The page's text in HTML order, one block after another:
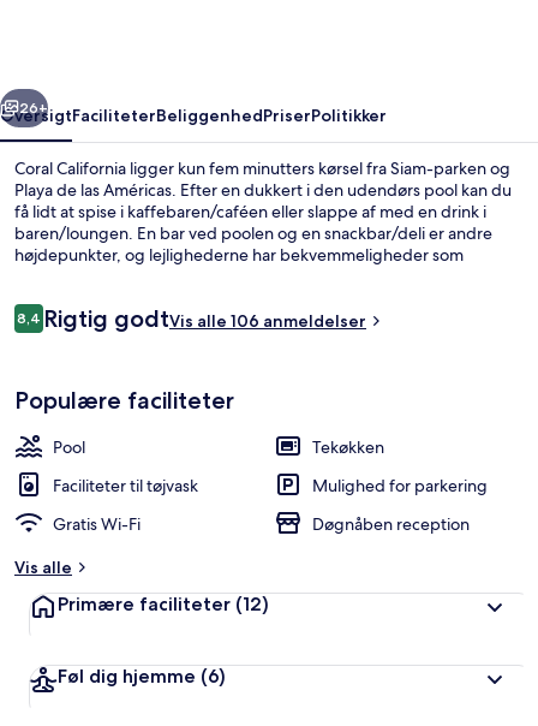
Næste
26+
OversigtFaciliteterBeliggenhedPriserPolitikker
Coral California ligger kun fem minutters kørsel fra Siam-parken og
Playa de las Américas. Efter en dukkert i den udendørs pool kan du
få lidt at spise i kaffebaren/caféen eller slappe af med en drink i
baren/loungen. En bar ved poolen og en snackbar/deli er andre
højdepunkter, og lejlighederne har bekvemmeligheder som
Anmeldelser
8,48,4 ud af 10.
Rigtig godtVis alle 106 anmeldelser
Populære faciliteter
Pool
Tekøkken
Faciliteter til tøjvask
Mulighed for parkering
Gratis Wi-Fi
Døgnåben reception
Vis alle
Primære faciliteter (12)
Føl dig hjemme (6)